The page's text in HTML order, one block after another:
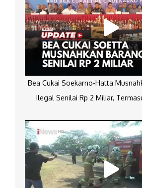
Bea Cukai Soekarno-Hatta
Ilegal Senilai Rp 2 Miliar,